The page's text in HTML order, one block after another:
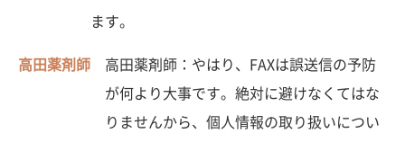
ます。
高田薬剤師
高田薬剤師：やはり、FAXは誤送信の予防
が何より大事です。絶対に避けなくてはな
りませんから、個人情報の取り扱いについ